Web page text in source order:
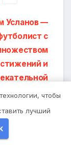
Усланов —
с
и
чтобы
лучший